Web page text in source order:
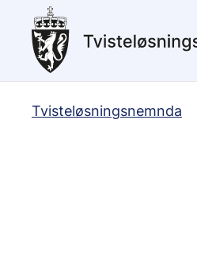
hovedinnhold
Tvisteløsningsnemnda